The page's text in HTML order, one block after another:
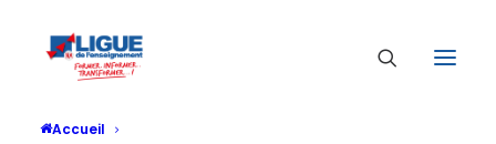
Accueil